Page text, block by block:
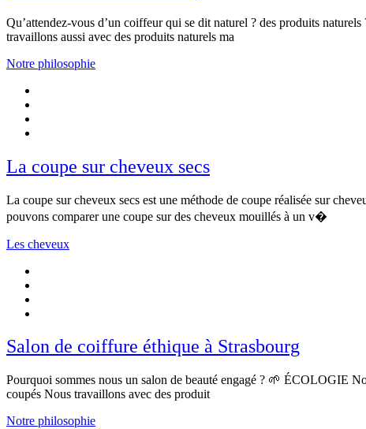
Qu’attendez-vous d’un coiffeur qui se dit naturel ? des produits
travaillons aussi avec des produits naturels ma
Notre philosophie
La coupe sur cheveux secs
La coupe sur cheveux secs est une méthode de coupe réalisée sur
pouvons comparer une coupe sur des cheveux mouillés à un v�
Les cheveux
Salon de coiffure éthique à Strasbourg
Pourquoi sommes nous un salon de beauté engagé ? 🌱 ÉCOLOGIE
coupés Nous travaillons avec des produit
Notre philosophie